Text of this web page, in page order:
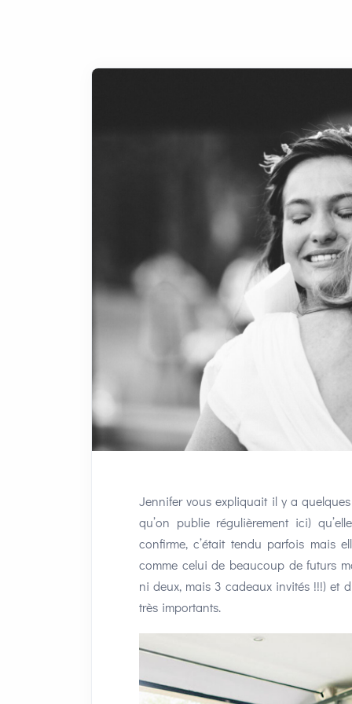
Jennifer vous expliquait il y a
qu’on publie régulièrement ici)
confirme, c’était tendu parfois mais
comme celui de beaucoup de futurs
ni deux, mais 3 cadeaux invités !!!) et
très importants.